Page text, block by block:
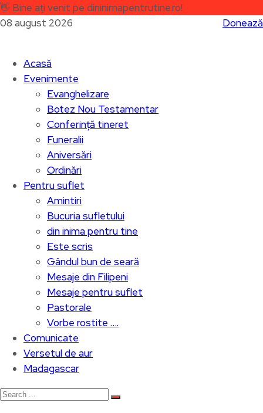
👋 Bine ați venit pe dininimapentrutine.ro!
08 august 2026
Donează
Acasă
Evenimente
Evanghelizare
Botez Nou Testamentar
Conferință tineret
Funeralii
Aniversări
Ordinări
Pentru suflet
Amintiri
Bucuria sufletului
din inima pentru tine
Este scris
Gândul bun de seară
Mesaje din Filipeni
Mesaje pentru suflet
Pastorale
Vorbe rostite ….
Comunicate
Versetul de aur
Madagascar